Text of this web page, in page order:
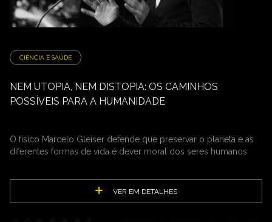
CIÊNCIA E SAÚDE
NEM UTOPIA, NEM DISTOPIA: OS CAMINHOS
POSSÍVEIS PARA A HUMANIDADE
O físico Marcelo Gleiser defende que preservar o planeta e as
diferentes formas de vida é dever moral dos seres humanos
VER EM DETALHES